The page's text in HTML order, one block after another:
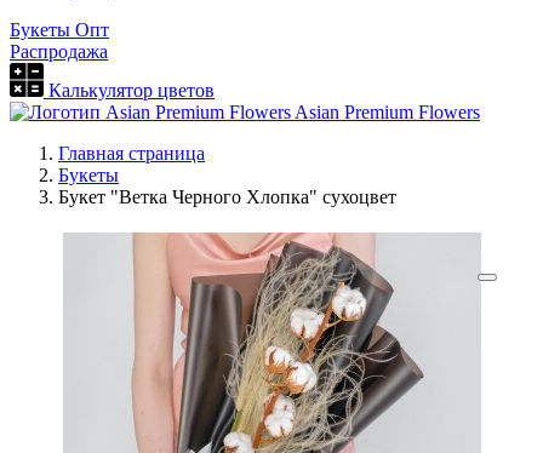
Букеты Опт
Распродажа
Калькулятор цветов
Asian Premium Flowers
Главная страница
Букеты
Букет "Ветка Черного Хлопка" сухоцвет